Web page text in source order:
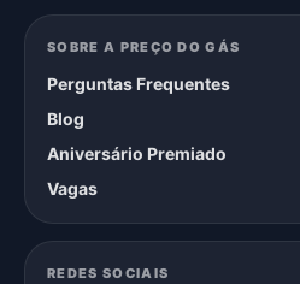
SOBRE A PREÇO DO GÁS
Perguntas Frequentes
Blog
Aniversário Premiado
Vagas
REDES SOCIAIS